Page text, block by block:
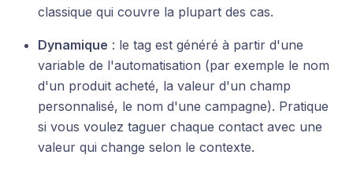
classique qui couvre la plupart des cas.
Dynamique : le tag est généré à partir d'une
variable de l'automatisation (par exemple le nom
d'un produit acheté, la valeur d'un champ
personnalisé, le nom d'une campagne). Pratique
si vous voulez taguer chaque contact avec une
valeur qui change selon le contexte.